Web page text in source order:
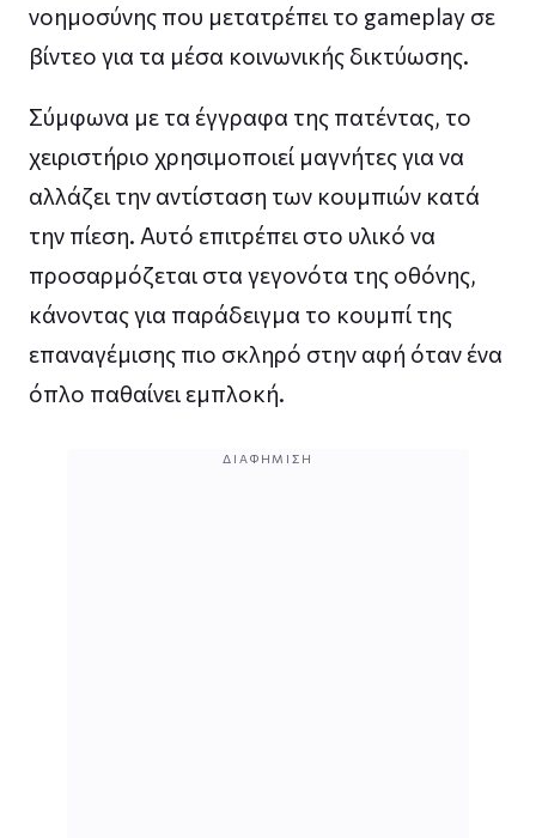
νοημοσύνης που μετατρέπει το gameplay σε
βίντεο για τα μέσα κοινωνικής δικτύωσης.
Σύμφωνα με τα έγγραφα της πατέντας, το
χειριστήριο χρησιμοποιεί μαγνήτες για να
αλλάζει την αντίσταση των κουμπιών κατά
την πίεση. Αυτό επιτρέπει στο υλικό να
προσαρμόζεται στα γεγονότα της οθόνης,
κάνοντας για παράδειγμα το κουμπί της
επαναγέμισης πιο σκληρό στην αφή όταν ένα
όπλο παθαίνει εμπλοκή.
ΔΙΑΦΉΜΙΣΗ